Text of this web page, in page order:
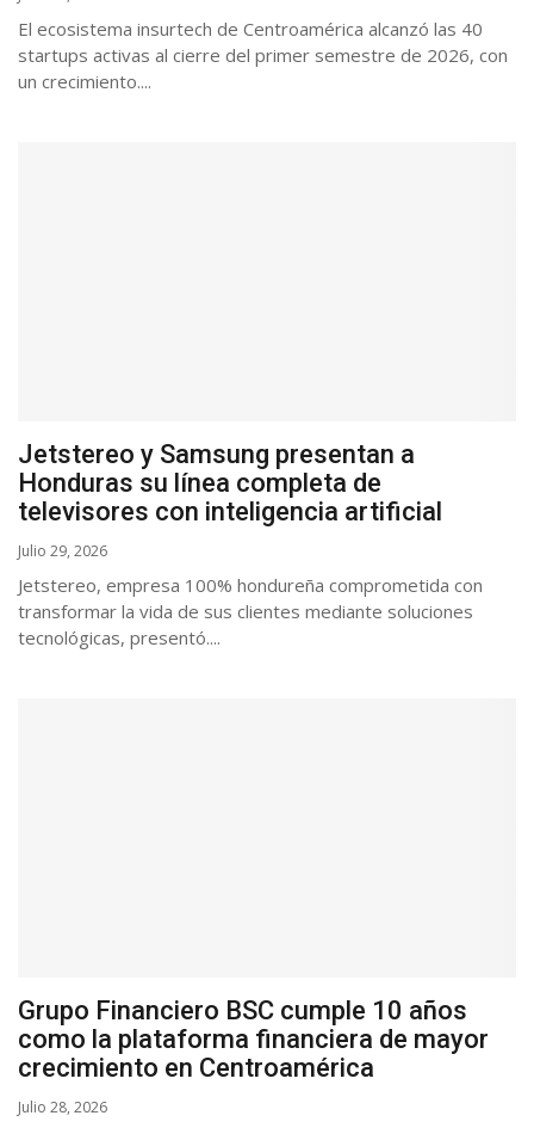
El ecosistema insurtech de Centroamérica alcanzó las 40
startups activas al cierre del primer semestre de 2026, con
un crecimiento....
Jetstereo y Samsung presentan a
Honduras su línea completa de
televisores con inteligencia artificial
Julio 29, 2026
Jetstereo, empresa 100% hondureña comprometida con
transformar la vida de sus clientes mediante soluciones
tecnológicas, presentó....
Grupo Financiero BSC cumple 10 años
como la plataforma financiera de mayor
crecimiento en Centroamérica
Julio 28, 2026